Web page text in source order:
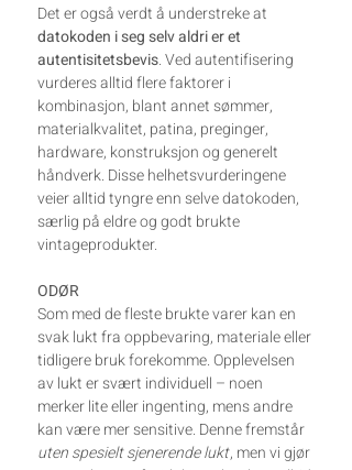
Det er også verdt å understreke at
datokoden i seg selv aldri er et
autentisitetsbevis. Ved autentifisering
vurderes alltid flere faktorer i
kombinasjon, blant annet sømmer,
materialkvalitet, patina, preginger,
hardware, konstruksjon og generelt
håndverk. Disse helhetsvurderingene
veier alltid tyngre enn selve datokoden,
særlig på eldre og godt brukte
vintageprodukter.
ODØR
Som med de fleste brukte varer kan en
svak lukt fra oppbevaring, materiale eller
tidligere bruk forekomme. Opplevelsen
av lukt er svært individuell – noen
merker lite eller ingenting, mens andre
kan være mer sensitive. Denne fremstår
uten spesielt sjenerende lukt, men vi gjør